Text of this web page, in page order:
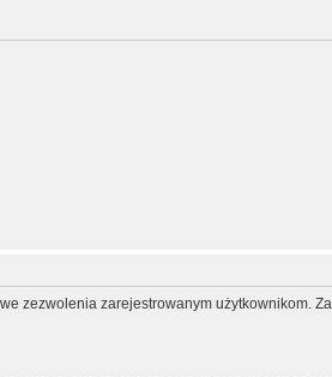
zezwolenia zarejestrowanym użytkownikom.